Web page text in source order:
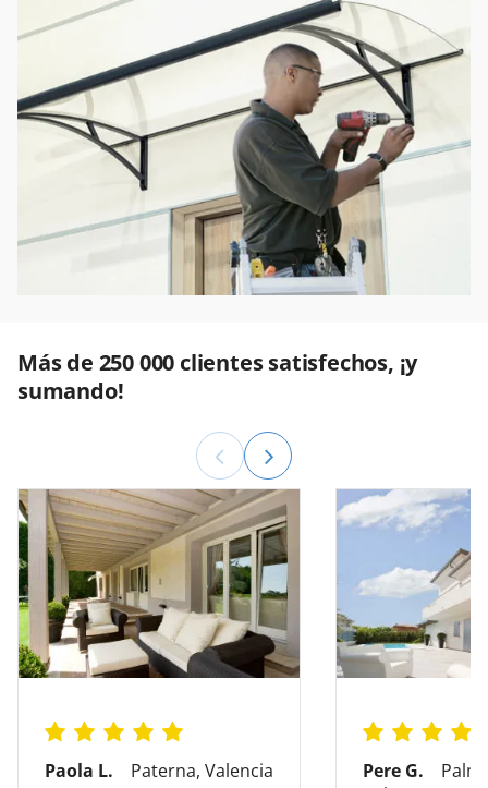
Más de 250 000 clientes satisfechos, ¡y
sumando!
Paola L.
Paterna, Valencia
Pere G.